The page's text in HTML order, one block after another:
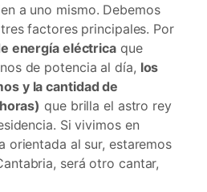
a uno mismo. Debemos
factores principales. Por
energía eléctricaque
de potencia al día, los
y la cantidad de
que brilla el astro rey
Si vivimos en
orientada al sur, estaremos
será otro cantar,